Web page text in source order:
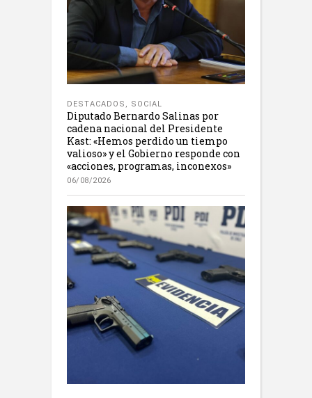
DESTACADOS , SOCIAL
Diputado Bernardo Salinas por
cadena nacional del Presidente
Kast: «Hemos perdido un tiempo
valioso» y el Gobierno responde con
«acciones, programas, inconexos»
06/08/2026